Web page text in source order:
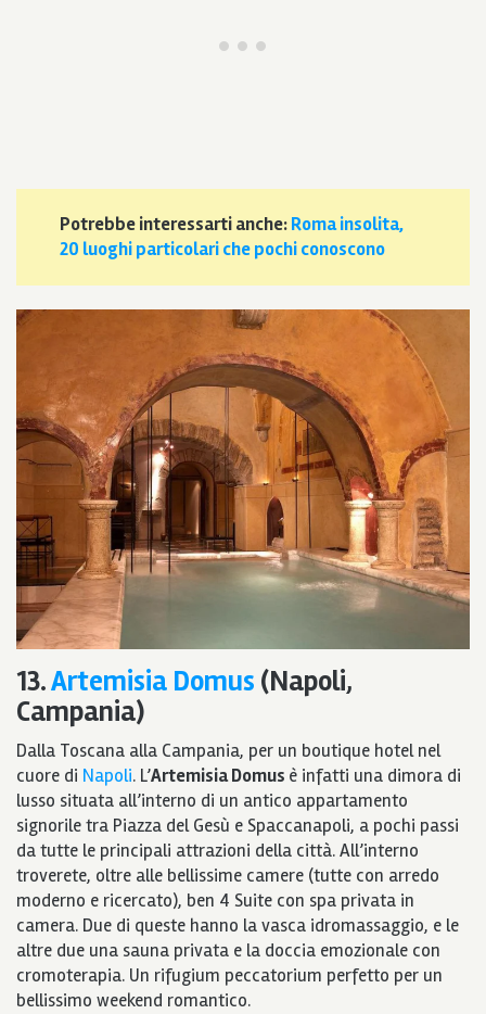
Potrebbe interessarti anche:Roma insolita,
20 luoghi particolari che pochi conoscono
13.Artemisia Domus (Napoli,
Campania)
Dalla Toscana alla Campania, per un boutique hotel nel
cuore di Napoli. L’Artemisia Domus è infatti una dimora di
lusso situata all’interno di un antico appartamento
signorile tra Piazza del Gesù e Spaccanapoli, a pochi passi
da tutte le principali attrazioni della città. All’interno
troverete, oltre alle bellissime camere (tutte con arredo
moderno e ricercato), ben 4 Suite con spa privata in
camera. Due di queste hanno la vasca idromassaggio, e le
altre due una sauna privata e la doccia emozionale con
cromoterapia. Un rifugium peccatorium perfetto per un
bellissimo weekend romantico.